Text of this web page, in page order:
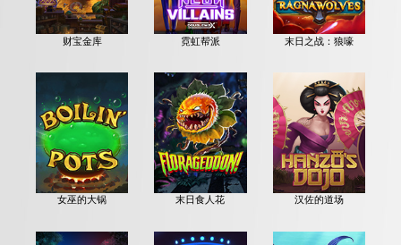
财宝金库 霓虹帮派 末日之战：狼嚎
女巫的大锅 末日食人花 汉佐的道场